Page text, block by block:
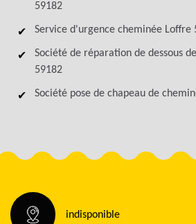
59182
Service d'urgence cheminée Loffre
Société de réparation de dessous
59182
Société pose de chapeau de
indisponible